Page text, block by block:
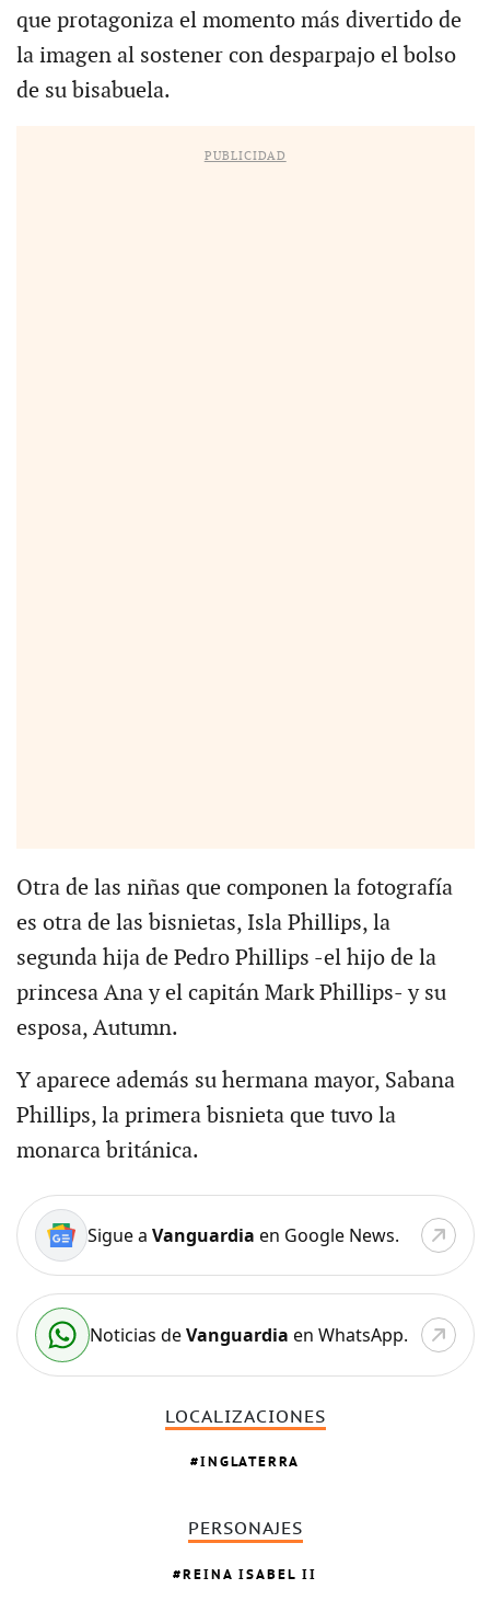
que protagoniza el momento más divertido de
la imagen al sostener con desparpajo el bolso
de su bisabuela.
PUBLICIDAD
Otra de las niñas que componen la fotografía
es otra de las bisnietas, Isla Phillips, la
segunda hija de Pedro Phillips -el hijo de la
princesa Ana y el capitán Mark Phillips- y su
esposa, Autumn.
Y aparece además su hermana mayor, Sabana
Phillips, la primera bisnieta que tuvo la
monarca británica.
Sigue a Vanguardia en Google News.
Noticias deVanguardia en WhatsApp.
LOCALIZACIONES
INGLATERRA
PERSONAJES
REINA ISABEL II